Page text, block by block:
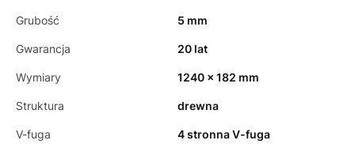
Grubość 5 mm
Gwarancja 20 lat
Wymiary 1240 x 182 mm
Struktura drewna
V-fuga 4 stronna V-fuga